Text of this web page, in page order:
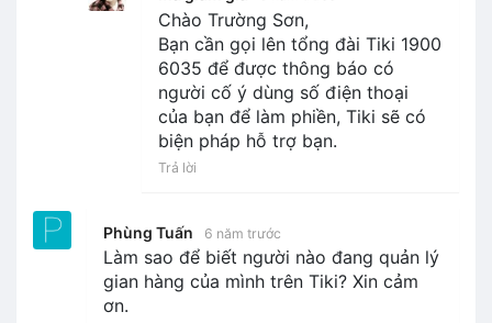
Chào Trường Sơn,
Bạn cần gọi lên tổng đài Tiki 1900
6035 để được thông báo có
người cố ý dùng số điện thoại
của bạn để làm phiền, Tiki sẽ có
biện pháp hỗ trợ bạn.
Trả lời
Phùng Tuấn 6 năm trước
Làm sao để biết người nào đang quản lý
gian hàng của mình trên Tiki? Xin cảm
ơn.